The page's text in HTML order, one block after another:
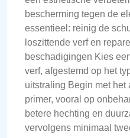
bescherming tegen de
essentieel: reinig de
loszittende verf en
beschadigingen Kies
verf, afgestemd op het
uitstraling Begin met het
primer, vooral op
betere hechting en
vervolgens minimaal